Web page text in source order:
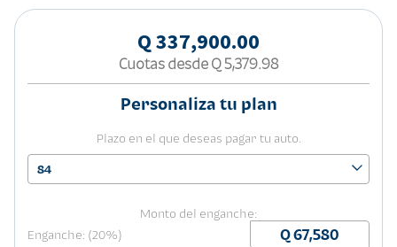
Q 337,900.00
Cuotas desde Q 5,379.98
Personaliza tu plan
Plazo en el que deseas pagar tu auto.
84
Monto del enganche:
Enganche: (20%)